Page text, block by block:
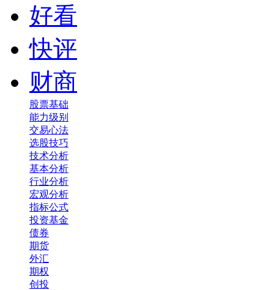
好看
快评
财商
股票基础
能力级别
交易心法
选股技巧
技术分析
基本分析
行业分析
宏观分析
指标公式
投资基金
债券
期货
外汇
期权
创投